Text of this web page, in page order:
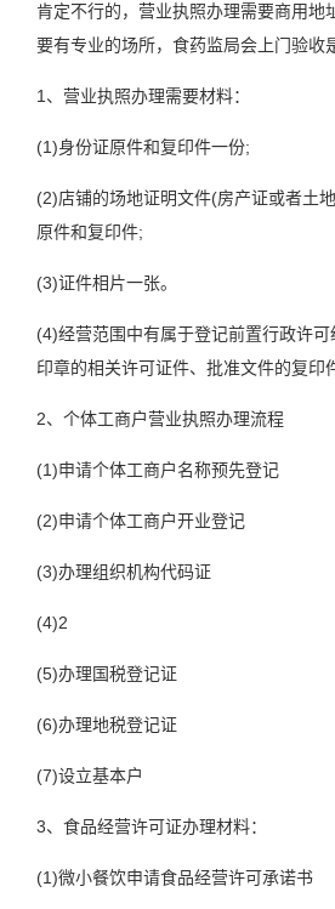
肯定不行的，营业执照办理需要商用地
要有专业的场所，食药监局会上门验收
1、营业执照办理需要材料：
(1)身份证原件和复印件一份;
(2)店铺的场地证明文件(房产证或者土
原件和复印件;
(3)证件相片一张。
(4)经营范围中有属于登记前置行政许
印章的相关许可证件、批准文件的复印
2、个体工商户营业执照办理流程
(1)申请个体工商户名称预先登记
(2)申请个体工商户开业登记
(3)办理组织机构代码证
(4)2
(5)办理国税登记证
(6)办理地税登记证
(7)设立基本户
3、食品经营许可证办理材料：
(1)微小餐饮申请食品经营许可承诺书